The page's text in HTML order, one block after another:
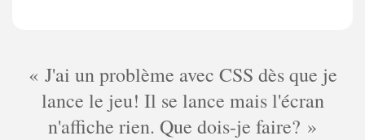
J'ai un problème avec CSS dès que je
lance le jeu! Il se lance mais l'écran
n'affiche rien. Que dois-je faire?